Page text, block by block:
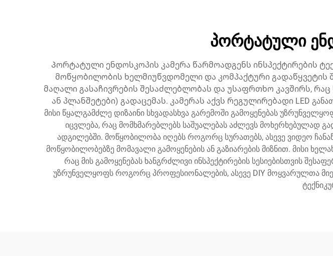
პორტატული
Პორტატული ენდოსკოპის კამერა წარმოადგენს ინსპექტირების
მოწყობილობის ხელმიუწვდომელი და კომპაქტური
მაღალი გასაჩივრების შესაძლებლობას და უსაფრთხო კავშირს,
ან პლანშეტები) გადაცემას. კამერას აქვს რეგულირებადი LED
მისი წყალგამძლე დიზაინი სხვადასხვა გარემოში გამოყენებას
იცვლება, რაც მომხმარებლებს საშუალებას აძლევს მოხერხებულად
ადგილებში. მოწყობილობა იღებს როგორც სურათებს, ასევე ვიდეო
მოწყობილობებზე მომავალი გამოყენების ან გაზიარების მიზნით. მისი
რაც მის გამოყენებას ხანგრძლივი ინსპექტირების სესიებისთვის
უზრუნველყოფს როგორც პროფესიონალების, ასევე DIY მოყვარულთა